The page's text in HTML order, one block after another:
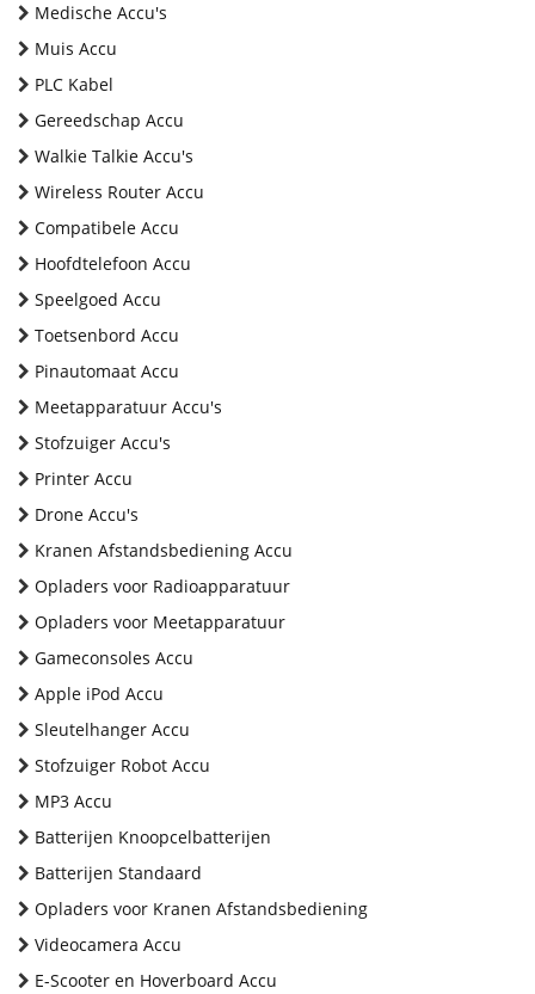
Medische Accu's
Muis Accu
PLC Kabel
Gereedschap Accu
Walkie Talkie Accu's
Wireless Router Accu
Compatibele Accu
Hoofdtelefoon Accu
Speelgoed Accu
Toetsenbord Accu
Pinautomaat Accu
Meetapparatuur Accu's
Stofzuiger Accu's
Printer Accu
Drone Accu's
Kranen Afstandsbediening Accu
Opladers voor Radioapparatuur
Opladers voor Meetapparatuur
Gameconsoles Accu
Apple iPod Accu
Sleutelhanger Accu
Stofzuiger Robot Accu
MP3 Accu
Batterijen Knoopcelbatterijen
Batterijen Standaard
Opladers voor Kranen Afstandsbediening
Videocamera Accu
E-Scooter en Hoverboard Accu